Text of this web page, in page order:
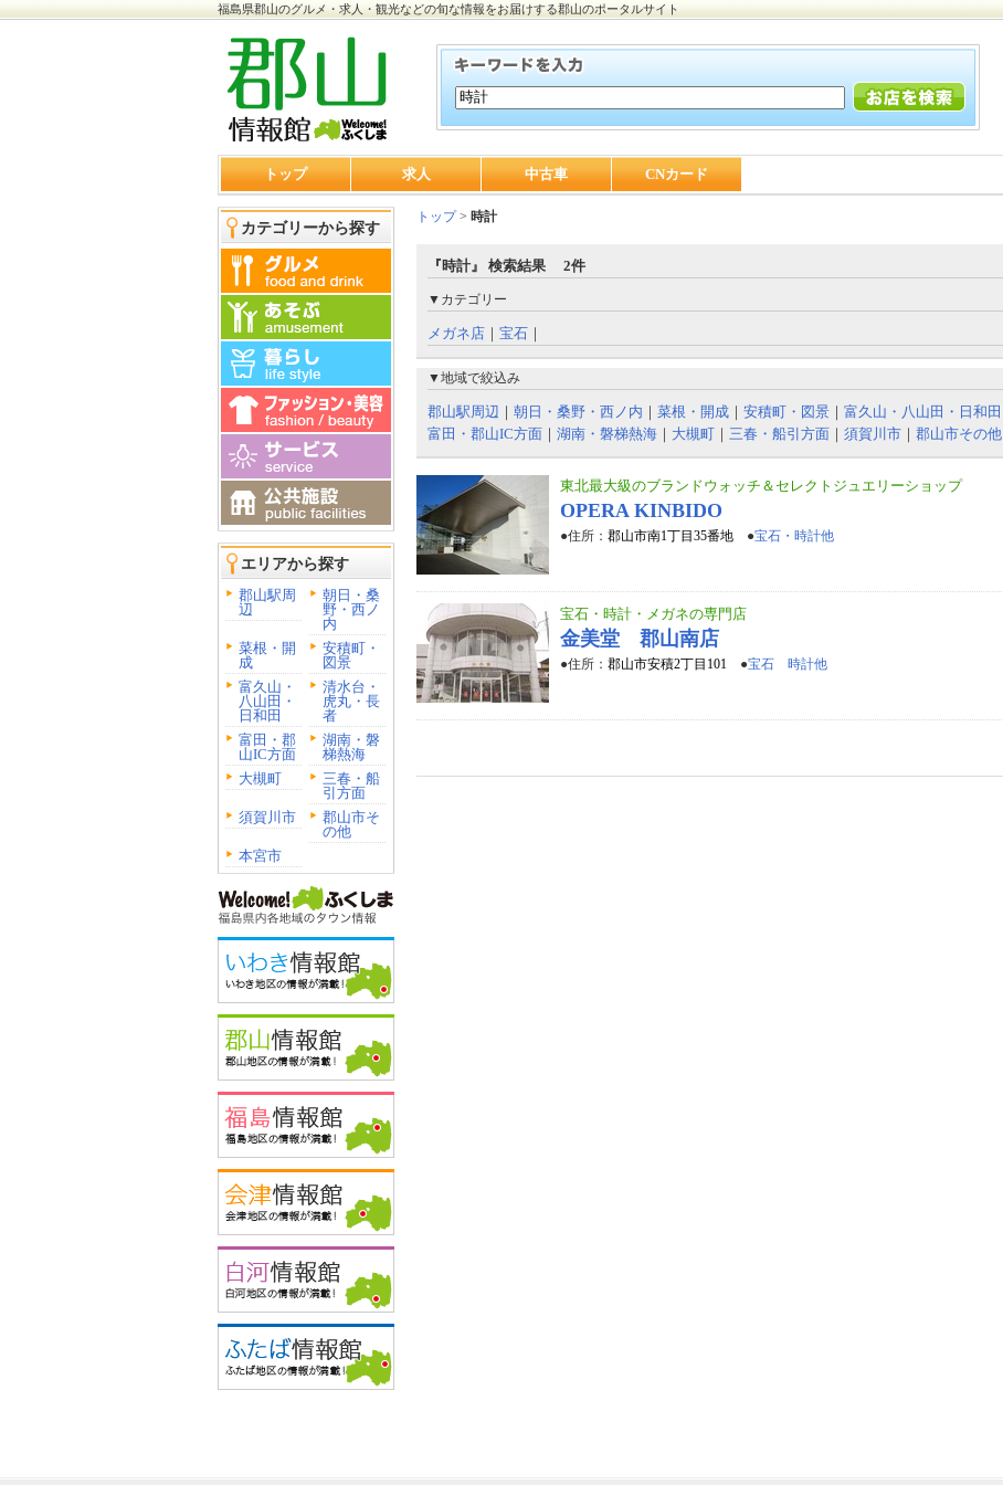
福島県郡山のグルメ・求人・観光などの旬な情報をお届けする郡山のポータルサイト
トップ 求人 中古車 CNカード
カテゴリーから探す
エリアから探す
郡山駅周
辺
朝日・桑
野・西ノ
内
菜根・開
成
安積町・
図景
富久山・
八山田・
日和田
清水台・
虎丸・長
者
富田・郡
山IC方面
湖南・磐
梯熱海
大槻町
三春・船
引方面
須賀川市
郡山市そ
の他
本宮市
トップ> 時計
『時計』 検索結果 2件
▼カテゴリー
メガネ店 ｜ 宝石 ｜
▼地域で絞込み
郡山駅周辺 ｜ 朝日・桑野・西ノ内 ｜ 菜根・開成 ｜ 安積町・図景 ｜ 富久山・八山田・日和田
富田・郡山IC方面 ｜ 湖南・磐梯熱海 ｜ 大槻町 ｜ 三春・船引方面 ｜ 須賀川市 ｜ 郡山市その他
東北最大級のブランドウォッチ＆セレクトジュエリーショップ
OPERA KINBIDO
●住所： 郡山市南1丁目35番地 ●宝石・時計他
宝石・時計・メガネの専門店
金美堂 郡山南店
●住所： 郡山市安積2丁目101 ●宝石 時計他